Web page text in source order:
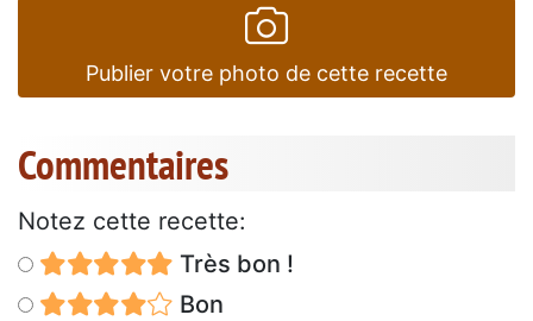
Publier votre photo de cette recette
Commentaires
Notez cette recette:
Très bon !
Bon